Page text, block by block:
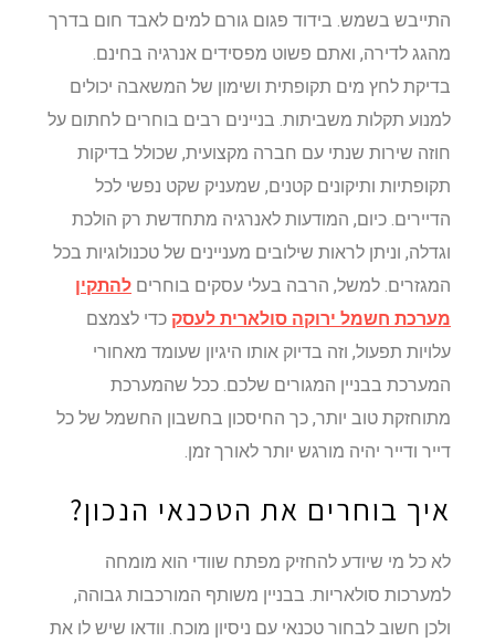
התייבש בשמש. בידוד פגום גורם למים לאבד חום בדרך
מהגג לדירה, ואתם פשוט מפסידים אנרגיה בחינם.
בדיקת לחץ מים תקופתית ושימון של המשאבה יכולים
למנוע תקלות משביתות. בניינים רבים בוחרים לחתום על
חוזה שירות שנתי עם חברה מקצועית, שכולל בדיקות
תקופתיות ותיקונים קטנים, שמעניק שקט נפשי לכל
הדיירים. כיום, המודעות לאנרגיה מתחדשת רק הולכת
וגדלה, וניתן לראות שילובים מעניינים של טכנולוגיות בכל
המגזרים. למשל, הרבה בעלי עסקים בוחריםלהתקין
מערכת חשמל ירוקה סולארית לעסקכדי לצמצם
עלויות תפעול, וזה בדיוק אותו היגיון שעומד מאחורי
המערכת בבניין המגורים שלכם. ככל שהמערכת
מתוחזקת טוב יותר, כך החיסכון בחשבון החשמל של כל
דייר ודייר יהיה מורגש יותר לאורך זמן.
איך בוחרים את הטכנאי הנכון?
לא כל מי שיודע להחזיק מפתח שוודי הוא מומחה
למערכות סולאריות. בבניין משותף המורכבות גבוהה,
ולכן חשוב לבחור טכנאי עם ניסיון מוכח. וודאו שיש לו את